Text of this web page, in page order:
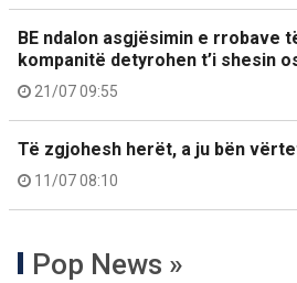
BE ndalon asgjësimin e rrobave
kompanitë detyrohen t’i shesin
21/07 09:55
Të zgjohesh herët, a ju bën
11/07 08:10
Pop News »